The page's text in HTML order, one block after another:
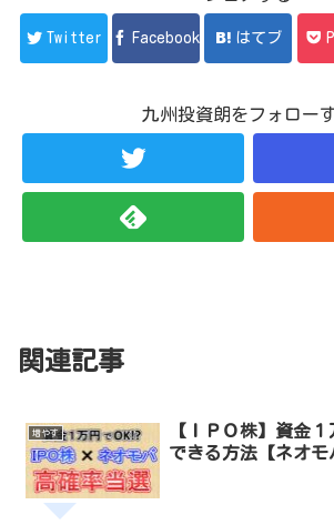
Twitter Facebook はてブ
九州投資朗をフォロー
関連記事
増やす
【ＩＰＯ株】資金
できる方法【ネオモ